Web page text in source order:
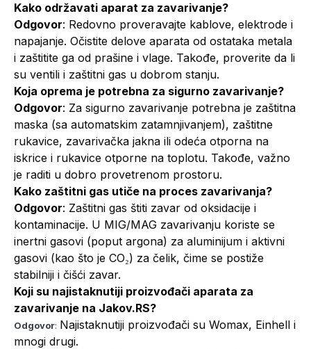
Kako održavati aparat za zavarivanje?
Odgovor: Redovno proveravajte kablove, elektrode i
napajanje. Očistite delove aparata od ostataka metala
i zaštitite ga od prašine i vlage. Takođe, proverite da li
su ventili i zaštitni gas u dobrom stanju.
Koja oprema je potrebna za sigurno zavarivanje?
Odgovor: Za sigurno zavarivanje potrebna je zaštitna
maska (sa automatskim zatamnjivanjem), zaštitne
rukavice, zavarivačka jakna ili odeća otporna na
iskrice i rukavice otporne na toplotu. Takođe, važno
je raditi u dobro provetrenom prostoru.
Kako zaštitni gas utiče na proces zavarivanja?
Odgovor: Zaštitni gas štiti zavar od oksidacije i
kontaminacije. U MIG/MAG zavarivanju koriste se
inertni gasovi (poput argona) za aluminijum i aktivni
gasovi (kao što je CO₂) za čelik, čime se postiže
stabilniji i čišći zavar.
Koji su najistaknutiji proizvođači aparata za
zavarivanje na Jakov.RS?
Odgovor: Najistaknutiji proizvođači su Womax, Einhell i
mnogi drugi.